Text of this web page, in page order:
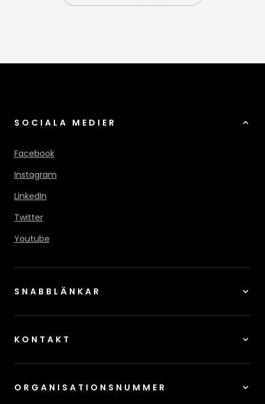
SOCIALA MEDIER
Facebook
Instagram
LinkedIn
Twitter
Youtube
SNABBLÄNKAR
KONTAKT
ORGANISATIONSNUMMER